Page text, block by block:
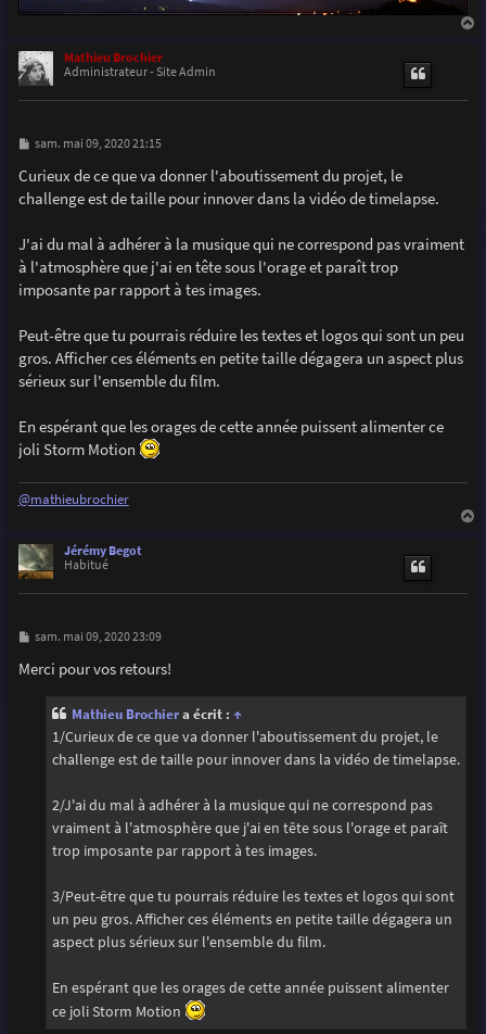
Mathieu Brochier
Administrateur - Site Admin
M
s
s
a
sam. mai 09, 2020 21:15
Curieux de ce que va donner l'aboutissement du projet, le
challenge est de taille pour innover dans la vidéo de timelapse.
J'ai du mal à adhérer à la musique qui ne correspond pas vraiment
à l'atmosphère que j'ai en tête sous l'orage et paraît trop
imposante par rapport à tes images.
Peut-être que tu pourrais réduire les textes et logos qui sont un peu
gros. Afficher ces éléments en petite taille dégagera un aspect plus
sérieux sur l'ensemble du film.
En espérant que les orages de cette année puissent alimenter ce
joli Storm Motion
@mathieubrochier
Jérémy Begot
Habitué
M
s
s
sam. mai 09, 2020 23:09
Merci pour vos retours!
Mathieu Brochiera écrit : ↑
1/Curieux de ce que va donner l'aboutissement du projet, le
challenge est de taille pour innover dans la vidéo de timelapse.
2/J'ai du mal à adhérer à la musique qui ne correspond pas
vraiment à l'atmosphère que j'ai en tête sous l'orage et paraît
trop imposante par rapport à tes images.
3/Peut-être que tu pourrais réduire les textes et logos qui sont
un peu gros. Afficher ces éléments en petite taille dégagera un
aspect plus sérieux sur l'ensemble du film.
En espérant que les orages de cette année puissent alimenter
ce joli Storm Motion